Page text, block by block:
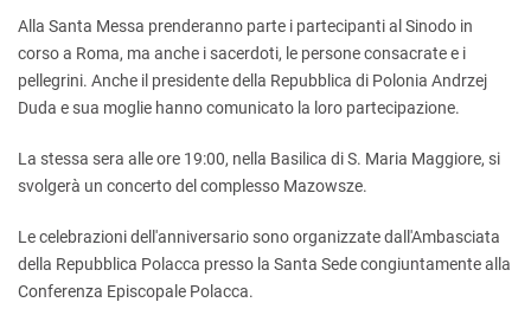
Alla Santa Messa prenderanno parte i partecipanti al Sinodo in
corso a Roma, ma anche i sacerdoti, le persone consacrate e i
pellegrini. Anche il presidente della Repubblica di Polonia Andrzej
Duda e sua moglie hanno comunicato la loro partecipazione.
La stessa sera alle ore 19:00, nella Basilica di S. Maria Maggiore, si
svolgerà un concerto del complesso Mazowsze.
Le celebrazioni dell'anniversario sono organizzate dall'Ambasciata
della Repubblica Polacca presso la Santa Sede congiuntamente alla
Conferenza Episcopale Polacca.